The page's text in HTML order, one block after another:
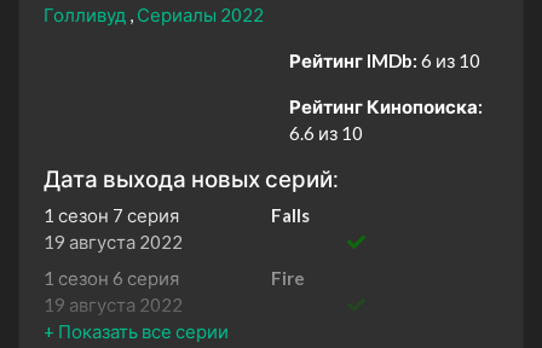
Голливуд
Сериалы 2022
Рейтинг IMDb: 6 из 10
Рейтинг Кинопоиска:
6.6 из 10
Дата выхода новых серий:
1 сезон 7 серия
Falls
19 августа 2022
1 сезон 6 серия
Fire
19 августа 2022
1 сезон 5 серия